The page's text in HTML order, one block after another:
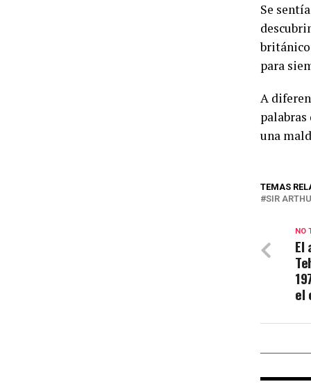
Se
para
A
una
TEMAS
SIR
NO
El
el